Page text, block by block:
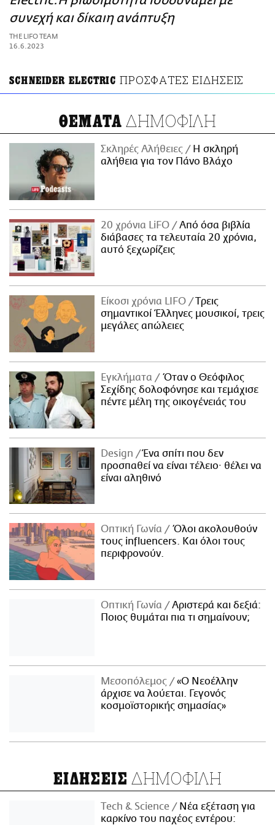
ΑΜΠΑ
PRINT
συνεχή και δίκαιη ανάπτυξη
THE LIFO TEAM
16.6.2023
SCHNEIDER ELECTRIC ΠΡΟΣΦΑΤΕΣ ΕΙΔΗΣΕΙΣ
ΘΕΜΑΤΑ ΔΗΜΟΦΙΛΗ
Σκληρές Αλήθειες
H σκληρή
αλήθεια για τον Πάνο Βλάχο
20 χρόνια LiFO
Από όσα βιβλία
διάβασες τα τελευταία 20 χρόνια,
αυτό ξεχωρίζεις
Είκοσι χρόνια LIFO
Tρεις
σημαντικοί Έλληνες μουσικοί, τρεις
μεγάλες απώλειες
Εγκλήματα
Όταν ο Θεόφιλος
Σεχίδης δολοφόνησε και τεμάχισε
πέντε μέλη της οικογένειάς του
Design
Ένα σπίτι που δεν
προσπαθεί να είναι τέλειο· θέλει να
είναι αληθινό
Οπτική Γωνία
Όλοι ακολουθούν
τους influencers. Και όλοι τους
περιφρονούν.
Οπτική Γωνία
Αριστερά και δεξιά:
Ποιος θυμάται πια τι σημαίνουν;
Μεσοπόλεμος
«Ο Νεοέλλην
άρχισε να λούεται. Γεγονός
κοσμοϊστορικής σημασίας»
ΕΙΔΗΣΕΙΣ ΔΗΜΟΦΙΛΗ
Τech & Science
Νέα εξέταση για
καρκίνο του παχέος εντέρου: